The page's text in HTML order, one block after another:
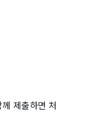
제출하면 처